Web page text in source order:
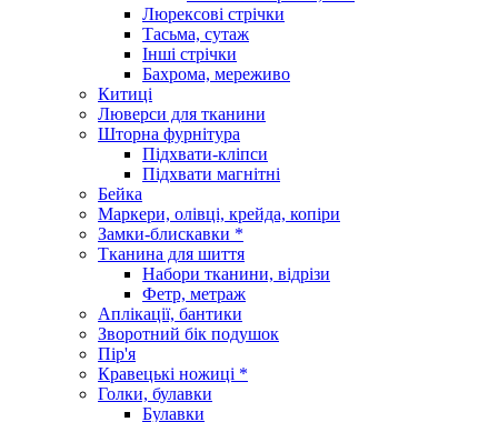
Люрексові стрічки
Тасьма, сутаж
Інші стрічки
Бахрома, мереживо
Китиці
Люверси для тканини
Шторна фурнітура
Підхвати-кліпси
Підхвати магнітні
Бейка
Маркери, олівці, крейда, копіри
Замки-блискавки *
Тканина для шиття
Набори тканини, відрізи
Фетр, метраж
Аплікації, бантики
Зворотний бік подушок
Пір'я
Кравецькі ножиці *
Голки, булавки
Булавки